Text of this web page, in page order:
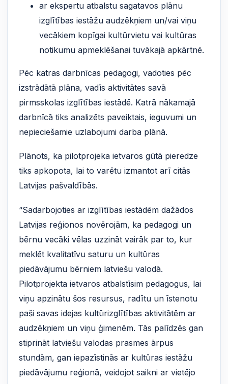
ar ekspertu atbalstu sagatavos plānu
izglītības iestāžu audzēkņiem un/vai viņu
vecākiem kopīgai kultūrvietu vai kultūras
notikumu apmeklēšanai tuvākajā apkārtnē.
Pēc katras darbnīcas pedagogi, vadoties pēc
izstrādātā plāna, vadīs aktivitātes savā
pirmsskolas izglītības iestādē. Katrā nākamajā
darbnīcā tiks analizēts paveiktais, ieguvumi un
nepieciešamie uzlabojumi darba plānā.
Plānots, ka pilotprojeka ietvaros gūtā pieredze
tiks apkopota, lai to varētu izmantot arī citās
Latvijas pašvaldībās.
“Sadarbojoties ar izglītības iestādēm dažādos
Latvijas reģionos novērojām, ka pedagogi un
bērnu vecāki vēlas uzzināt vairāk par to, kur
meklēt kvalitatīvu saturu un kultūras
piedāvājumu bērniem latviešu valodā.
Pilotprojekta ietvaros atbalstīsim pedagogus, lai
viņu apzinātu šos resursus, radītu un īstenotu
paši savas idejas kultūrizglītības aktivitātēm ar
audzēkņiem un viņu ģimenēm. Tās palīdzēs gan
stiprināt latviešu valodas prasmes ārpus
stundām, gan iepazīstinās ar kultūras iestāžu
piedāvājumu reģionā, veidojot saikni ar vietējo